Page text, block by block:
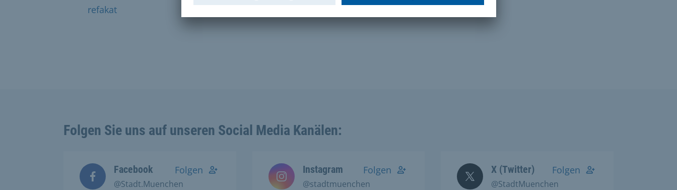
refakat
Folgen Sie uns auf unseren Social Media Kanälen:
Facebook
@Stadt.Muenchen
Folgen Instagram
@stadtmuenchen
Folgen X (Twitter)
@StadtMuenchen
Folgen